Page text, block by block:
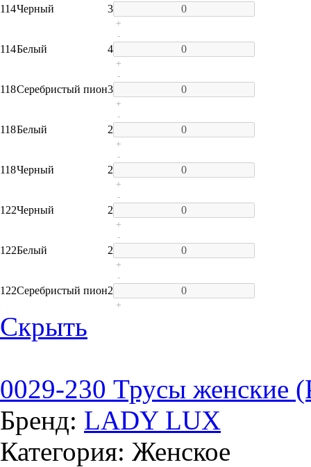
114Черный 3
+
114Белый 4
-
+
118Серебристый пион3
-
+
118Белый 2
-
+
118Черный 2
-
+
122Черный 2
-
+
122Белый 2
-
+
122Серебристый пион2
-
+
Скрыть
0029-230 Трусы женские
Бренд: LADY LUX
Категория: Женское